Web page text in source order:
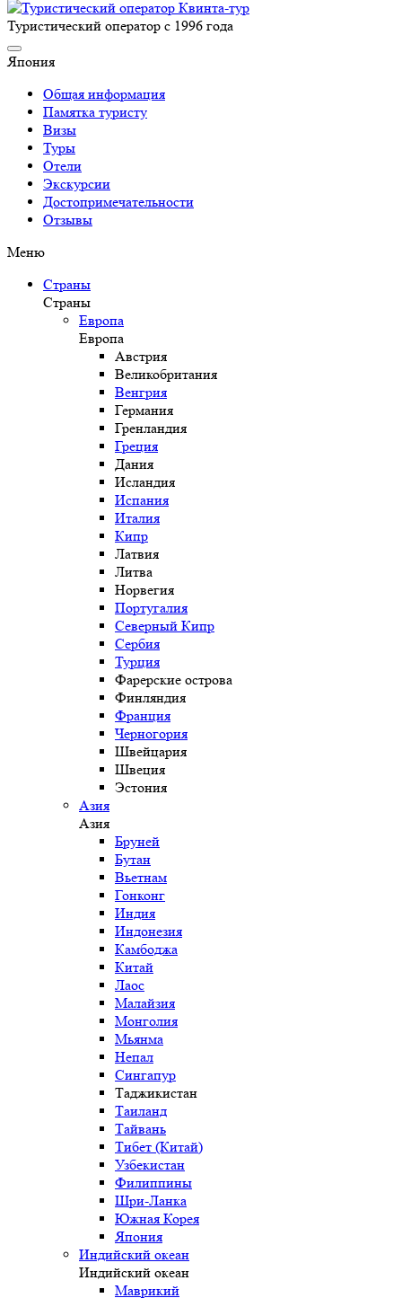
Туристический оператор с 1996 года
Япония
Общая информация
Памятка туристу
Визы
Туры
Отели
Экскурсии
Достопримечательности
Отзывы
Меню
Страны
Страны
Европа
Европа
Австрия
Великобритания
Венгрия
Германия
Гренландия
Греция
Дания
Исландия
Испания
Италия
Кипр
Латвия
Литва
Норвегия
Португалия
Северный Кипр
Сербия
Турция
Фарерские острова
Финляндия
Франция
Черногория
Швейцария
Швеция
Эстония
Азия
Азия
Бруней
Бутан
Вьетнам
Гонконг
Индия
Индонезия
Камбоджа
Китай
Лаос
Малайзия
Монголия
Мьянма
Непал
Сингапур
Таджикистан
Таиланд
Тайвань
Тибет (Китай)
Узбекистан
Филиппины
Шри-Ланка
Южная Корея
Япония
Индийский океан
Индийский океан
Маврикий